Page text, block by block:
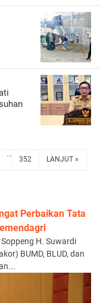
...
352 LANJUT »
Perbaikan Tata
H. Suwardi
BUMD, BLUD, dan